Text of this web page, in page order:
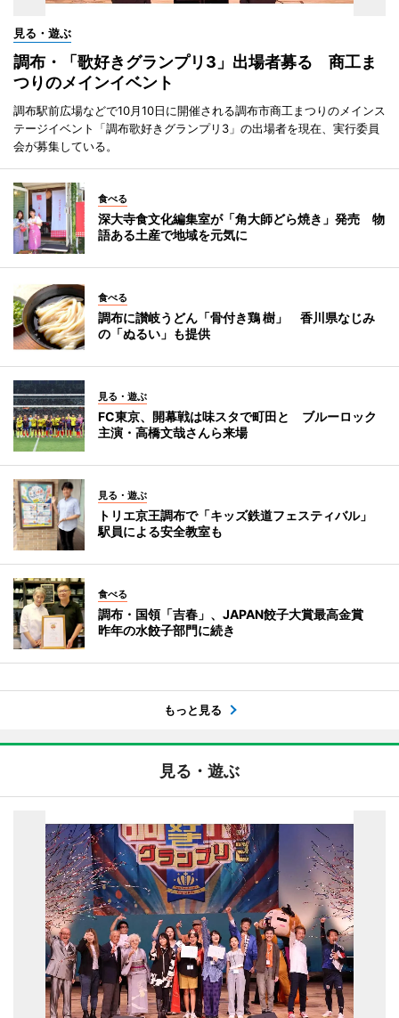
見る・遊ぶ
調布・「歌好きグランプリ3」出場者募る 商工ま
つりのメインイベント
調布駅前広場などで10月10日に開催される調布市商工まつりのメインス
テージイベント「調布歌好きグランプリ3」の出場者を現在、実行委員
会が募集している。
食べる
深大寺食文化編集室が「角大師どら焼き」発売 物
語ある土産で地域を元気に
食べる
調布に讃岐うどん「骨付き鶏 樹」 香川県なじみ
の「ぬるい」も提供
見る・遊ぶ
FC東京、開幕戦は味スタで町田と ブルーロック
主演・高橋文哉さんら来場
見る・遊ぶ
トリエ京王調布で「キッズ鉄道フェスティバル」
駅員による安全教室も
食べる
調布・国領「吉春」、JAPAN餃子大賞最高金賞
昨年の水餃子部門に続き
もっと見る
見る・遊ぶ